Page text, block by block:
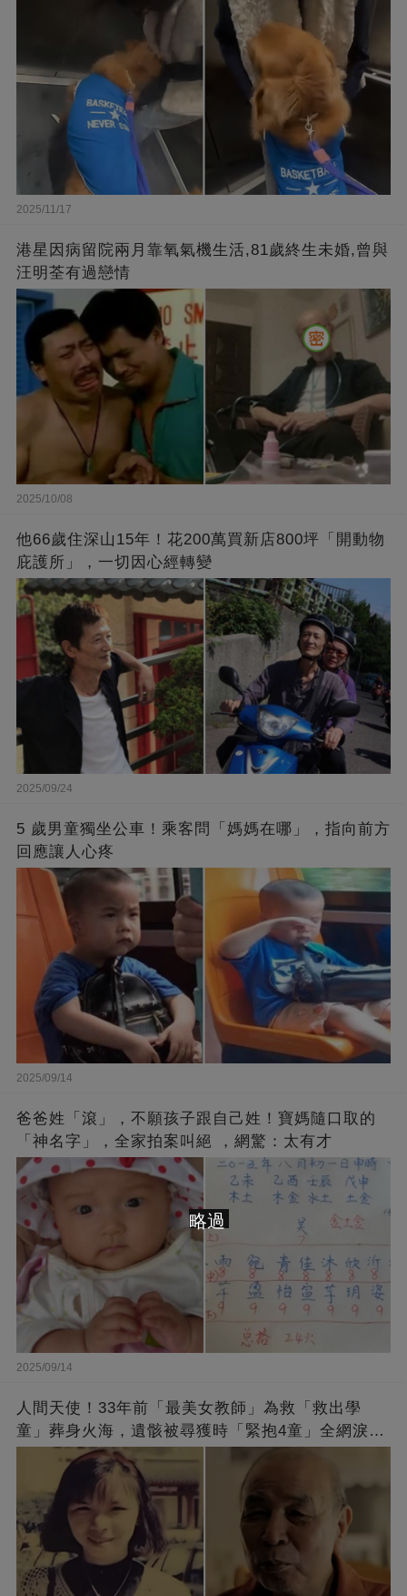
2025/11/17
港星因病留院兩月靠氧氣機生活,81歲終生未婚,曾與
汪明荃有過戀情
2025/10/08
他66歲住深山15年！花200萬買新店800坪「開動物
庇護所」，一切因心經轉變
2025/09/24
5 歲男童獨坐公車！乘客問「媽媽在哪」，指向前方
回應讓人心疼
2025/09/14
爸爸姓「滾」，不願孩子跟自己姓！寶媽隨口取的
「神名字」，全家拍案叫絕 ，網驚：太有才
2025/09/14
人間天使！33年前「最美女教師」為救「救出學
童」葬身火海，遺骸被尋獲時「緊抱4童」全網淚
崩：真正的英雄不該被遺忘
略過